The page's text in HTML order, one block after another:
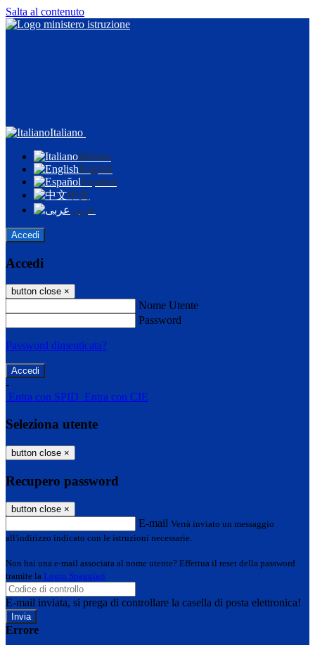
Salta al contenuto
Italiano
Italiano
English
Español
中文
عربى
Accedi
Accedi
button close ×
Nome Utente
Password
Password dimenticata?
-
Entra con SPID Entra con CIE
Seleziona utente
button close ×
Recupero password
button close ×
E-mail Verrà inviato un messaggio
all'indirizzo indicato con le istruzioni necessarie.
Non hai una e-mail associata al nome utente? Effettua il reset della password
tramite la Login Spaggiari
E-mail inviata, si prega di controllare la casella di posta elettronica!
Errore